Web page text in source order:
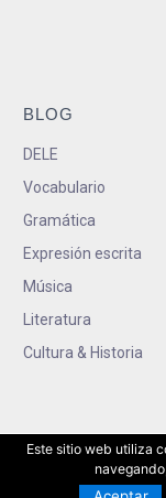
BLOG
DELE
Vocabulario
Gramática
Expresión escrita
Música
Literatura
Cultura & Historia
Este sitio web utiliza